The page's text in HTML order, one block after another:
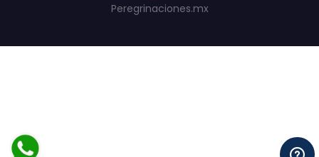
Peregrinaciones.mx